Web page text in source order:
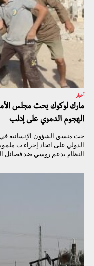
أخبار
مارك لوكوك يحث مجلس
الهجوم الدموي على إدلب
حث منسق الشؤون الإنسانية في
الدولي على اتخاذ إجراءات
النظام بدعم روسي ضد فصائل